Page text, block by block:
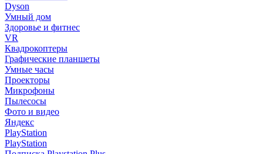
Dyson
Умный дом
Здоровье и фитнес
VR
Квадрокоптеры
Графические планшеты
Умные часы
Проекторы
Микрофоны
Пылесосы
Фото и видео
Яндекс
PlayStation
PlayStation